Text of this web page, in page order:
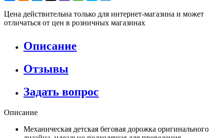
Цена действительна только для интернет-магазина и может
отличаться от цен в розничных магазинах
Описание
Отзывы
Задать вопрос
Описание
Механическая детская беговая дорожка оригинального